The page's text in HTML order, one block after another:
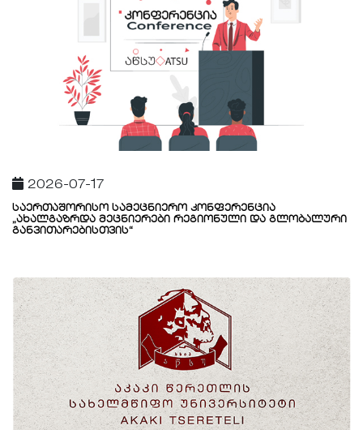
2026-07-17
საერთაშორისო სამეცნიერო კონფერენცია
„ახალგაზრდა მეცნიერები რეგიონული და გლობალური
განვითარებისთვის“